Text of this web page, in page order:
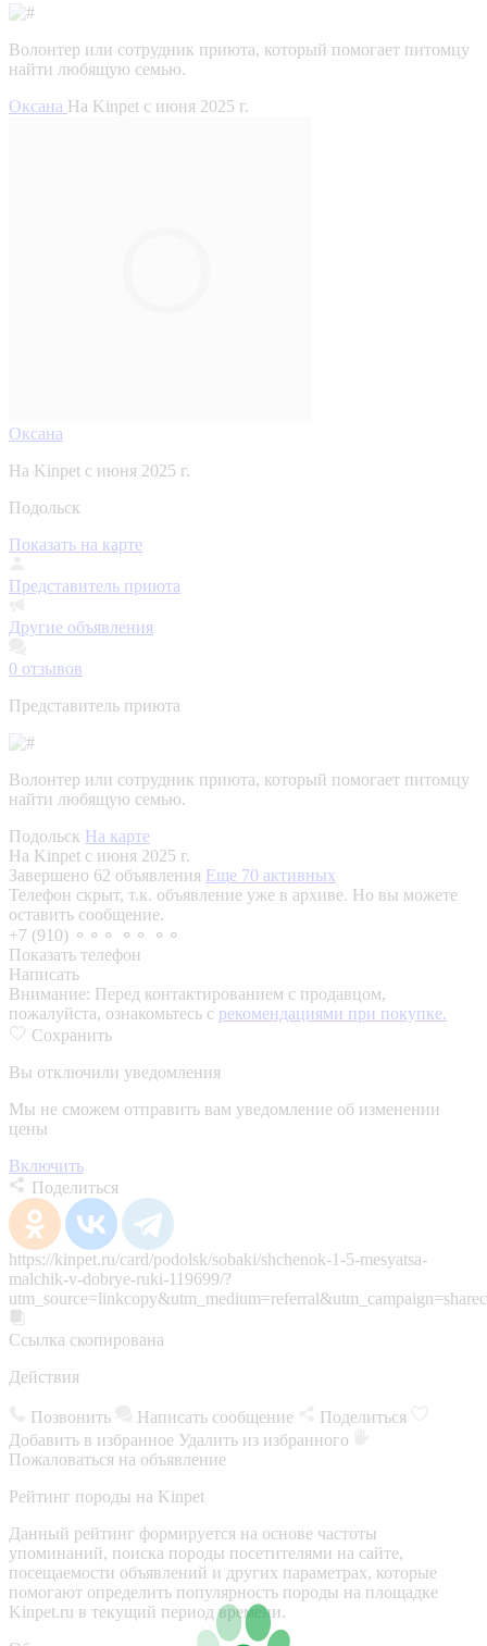
Волонтер или сотрудник приюта, который помогает питомцу
найти любящую семью.
Оксана На Kinpet c июня 2025 г.
Оксана
На Kinpet c июня 2025 г.
Подольск
Показать на карте
Представитель приюта
Другие объявления
0 отзывов
Представитель приюта
Волонтер или сотрудник приюта, который помогает питомцу
найти любящую семью.
Подольск На карте
На Kinpet c июня 2025 г.
Завершено 62 объявления Еще 70 активных
Телефон скрыт, т.к. объявление уже в архиве. Но вы можете
оставить сообщение.
+7 (910) ⚬⚬⚬ ⚬⚬ ⚬⚬
Показать телефон
Написать
Внимание: Перед контактированием с продавцом,
пожалуйста, ознакомьтесь с рекомендациями при покупке.
Сохранить
Вы отключили уведомления
Мы не сможем отправить вам уведомление об изменении
цены
Включить
Поделиться
https://kinpet.ru/card/podolsk/sobaki/shchenok-1-5-mesyatsa-
malchik-v-dobrye-ruki-119699/?
Ссылка скопирована
Действия
Позвонить Написать сообщение
Поделиться
Добавить в избранное Удалить из избранного
Пожаловаться на объявление
Рейтинг породы на Kinpet
Данный рейтинг формируется на основе частоты
упоминаний, поиска породы посетителями на сайте,
посещаемости объявлений и других параметрах, которые
помогают определить популярность породы на площадке
Kinpet.ru в текущий период времени.